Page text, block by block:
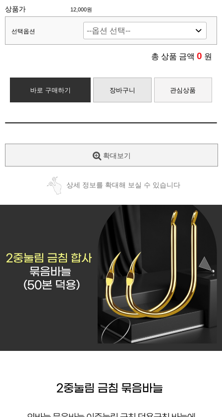
상품가 12,000원
선택옵션
총 상품 금액 0 원
바로 구매하기 장바구니 관심상품
확대보기
상세 정보를 확대해 보실 수 있습니다